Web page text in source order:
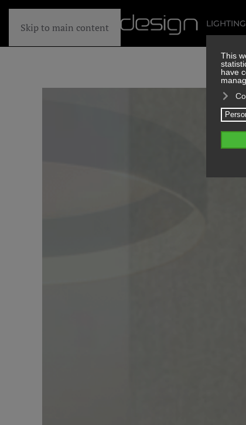
Skip to main content LIGHTING